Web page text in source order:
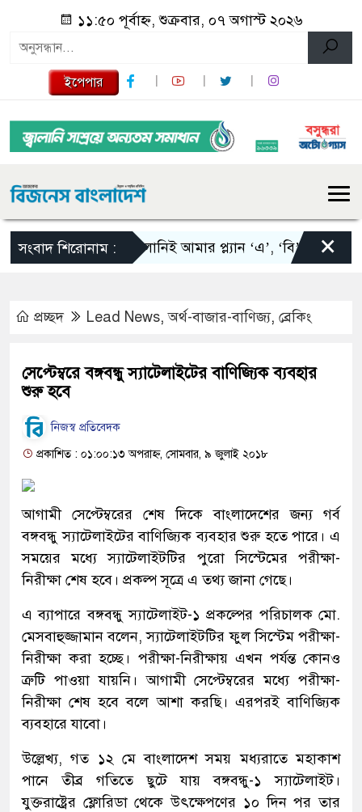
১১:৫০ পূর্বাহ্ন, শুক্রবার, ০৭ অগাস্ট ২০২৬
ইপেপার
সংবাদ শিরোনাম :স্কালোনিই আমার প্ল্যান ‘এ’, ‘বি’ এবং ‘সি’:×
প্রচ্ছদ Lead News,অর্থ-বাজার-বাণিজ্য, ব্রেকিং
সেপ্টেম্বরে বঙ্গবন্ধু স্যাটেলাইটের বাণিজ্যিক ব্যবহার
শুরু হবে
নিজস্ব প্রতিবেদক
প্রকাশিত : ০১:০০:১৩ অপরাহ্ন, সোমবার, ৯ জুলাই ২০১৮
আগামী সেপ্টেম্বরের শেষ দিকে বাংলাদেশের জন্য গর্ব
বঙ্গবন্ধু স্যাটেলাইটের বাণিজ্যিক ব্যবহার শুরু হতে পারে। এ
সময়ের মধ্যে স্যাটেলাইটটির পুরো সিস্টেমের পরীক্ষা-
নিরীক্ষা শেষ হবে। প্রকল্প সূত্রে এ তথ্য জানা গেছে।
এ ব্যাপারে বঙ্গবন্ধু স্যাটেলাইট-১ প্রকল্পের পরিচালক মো.
মেসবাহুজ্জামান বলেন, স্যাটেলাইটটির ফুল সিস্টেম পরীক্ষা-
নিরীক্ষা করা হচ্ছে। পরীক্ষা-নিরীক্ষায় এখন পর্যন্ত কোনও
ত্রুটি পাওয়া যায়নি। আগামী সেপ্টেম্বরের মধ্যে পরীক্ষা-
নিরীক্ষা শেষ হবে বলে আশা করছি। এরপরই বাণিজ্যিক
ব্যবহারে যাবো।
উল্লেখ্য, গত ১২ মে বাংলাদেশ সময় মধ্যরাতে মহাকাশ
পানে তীব্র গতিতে ছুটে যায় বঙ্গবন্ধু-১ স্যাটেলাইট।
যুক্তরাষ্ট্রের ফ্লোরিডা থেকে উৎক্ষেপণের ১০ দিন পর তার